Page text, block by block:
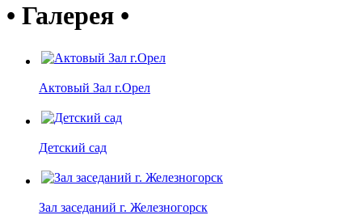
• Галерея •
Актовый Зал г.Орел
Детский сад
Зал заседаний г. Железногорск